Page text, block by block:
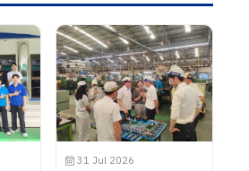
ย์นิทรรศการ และการประชุมไบเท
มกราคม 2569
31 Jul 2026